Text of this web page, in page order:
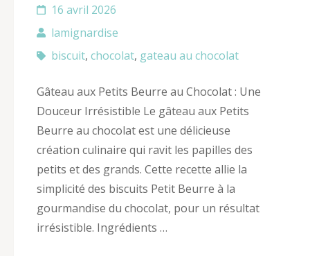
16 avril 2026
lamignardise
biscuit, chocolat, gateau au chocolat
Gâteau aux Petits Beurre au Chocolat : Une
Douceur Irrésistible Le gâteau aux Petits
Beurre au chocolat est une délicieuse
création culinaire qui ravit les papilles des
petits et des grands. Cette recette allie la
simplicité des biscuits Petit Beurre à la
gourmandise du chocolat, pour un résultat
irrésistible. Ingrédients …